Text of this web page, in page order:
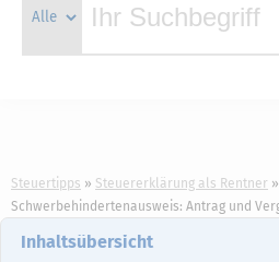
Steuertipps Steuererklärung als Rentner
Schwerbehindertenausweis: Antrag und
Inhaltsübersicht